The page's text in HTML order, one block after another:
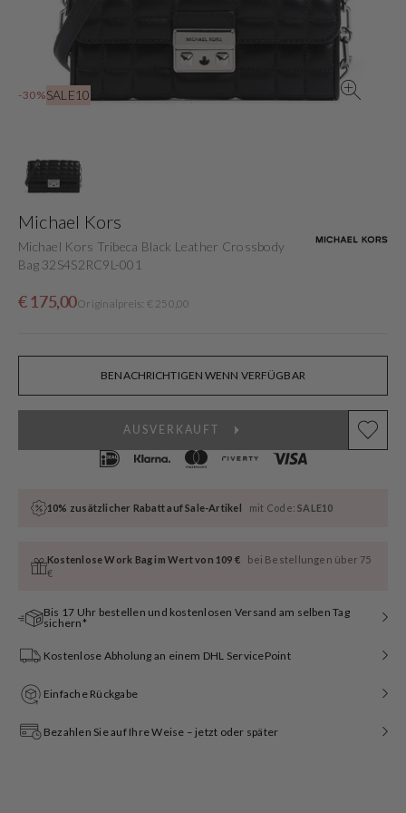
-30%SALE10
Galerieansicht
Michael Kors
Michael Kors Tribeca Black Leather Crossbody
Bag 32S4S2RC9L-001
Verkaufspreis
€ 175,00
NormalerOriginalpreis: € 250,00
BENACHRICHTIGEN WENN VERFÜGBAR
AUSVERKAUFT
10% zusätzlicher Rabatt auf Sale-Artikel mit Code:SALE10
Kostenlose Work Bag im Wert von 109 €
bei Bestellungen über 75
€
Bis 17 Uhr bestellen und kostenlosen Versand am selben Tag
sichern*
Kostenlose Abholung an einem DHL ServicePoint
Einfache Rückgabe
Bezahlen Sie auf Ihre Weise – jetzt oder später